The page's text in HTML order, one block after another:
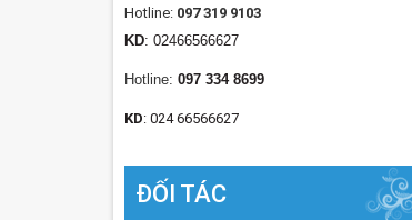
Hotline: 097 319 9103
KD: 02466566627
Hotline: 097 334 8699
KD: 024 66566627
ĐỐI TÁC